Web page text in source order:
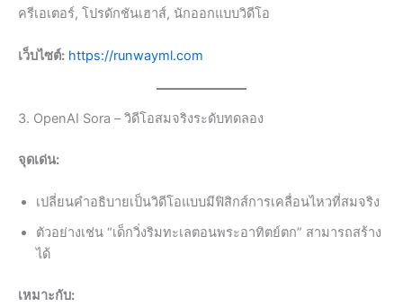
ครีเอเตอร์, โปรดักชันเฮาส์, นักออกแบบวิดีโอ
เว็บไซต์: https://runwayml.com
3. OpenAI Sora – วิดีโอสมจริงระดับทดลอง
จุดเด่น:
เปลี่ยนคำอธิบายเป็นวิดีโอแบบมีฟิสิกส์การเคลื่อนไหวที่สมจริง
ตัวอย่างเช่น “เด็กวิ่งริมทะเลตอนพระอาทิตย์ตก” สามารถสร้าง
ได้
เหมาะกับ: